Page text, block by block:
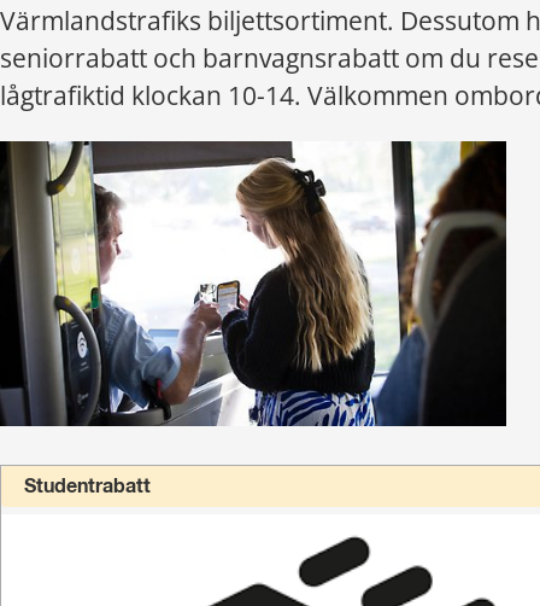
Värmlandstrafiks biljettsortiment. Dessutom
seniorrabatt och barnvagnsrabatt om du
lågtrafiktid klockan 10-14. Välkommen
Studentrabatt